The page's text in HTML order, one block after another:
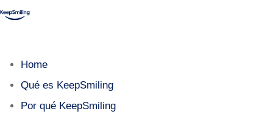
Home
Qué es KeepSmiling
Por qué KeepSmiling